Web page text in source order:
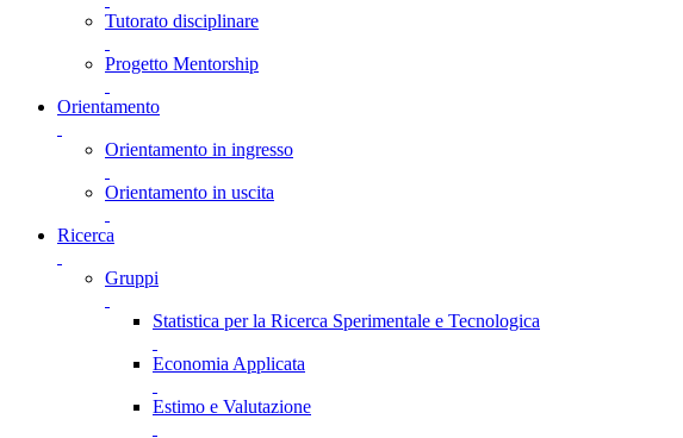
Tutorato disciplinare
Progetto Mentorship
Orientamento
Orientamento in ingresso
Orientamento in uscita
Ricerca
Gruppi
Statistica per la Ricerca Sperimentale e Tecnologica
Economia Applicata
Estimo e Valutazione